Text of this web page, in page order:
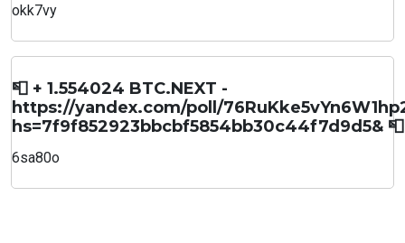
okk7vy
📮 + 1.554024 BTC.NEXT -
https://yandex.com/poll/
hs=7f9f852923bbcbf5854bb30c44f7d9d5& 📮
6sa80o